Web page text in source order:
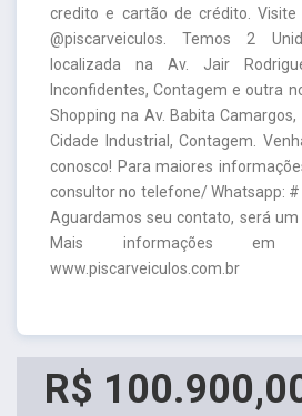
credito e cartão de crédito. Visite
@piscarveiculos. Temos 2
localizada na Av. Jair
Inconfidentes, Contagem e outra
Shopping na Av. Babita
Cidade Industrial, Contagem.
conosco! Para maiores
consultor no telefone/ Whatsapp: #
Aguardamos seu contato, será
Mais informações em
www.piscarveiculos.com.br
R$